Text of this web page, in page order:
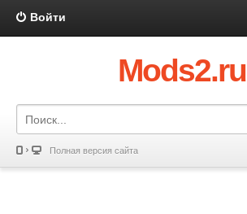
Войти
Mods2.ru
Полная версия сайта